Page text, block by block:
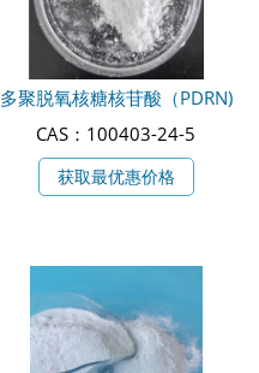
多聚脱氧核糖核苷酸（PDRN)
CAS：100403-24-5
获取最优惠价格